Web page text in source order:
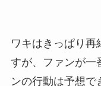
ワキはきっぱり再
すが、ファンが一
ンの行動は予想で